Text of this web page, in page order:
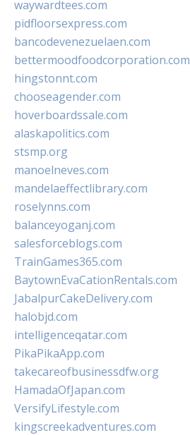
waywardtees.com
pidfloorsexpress.com
bancodevenezuelaen.com
bettermoodfoodcorporation.com
hingstonnt.com
chooseagender.com
hoverboardssale.com
alaskapolitics.com
stsmp.org
manoelneves.com
mandelaeffectlibrary.com
roselynns.com
balanceyoganj.com
salesforceblogs.com
TrainGames365.com
BaytownEvaCationRentals.com
JabalpurCakeDelivery.com
halobjd.com
intelligenceqatar.com
PikaPikaApp.com
takecareofbusinessdfw.org
HamadaOfJapan.com
VersifyLifestyle.com
kingscreekadventures.com